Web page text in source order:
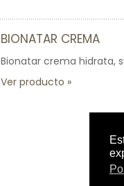
BIONATAR CREMA
Bionatar crema hidrata,
Ver producto